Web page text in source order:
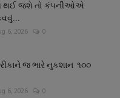
થઈ જશે તો કંપનીઓએ
6, 2026 0
જ ભારે નુકશાન ૧૦૦
6, 2026 0